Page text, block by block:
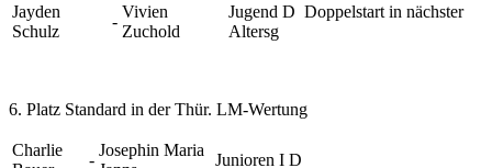
Jayden
Schulz
-
Vivien
Zuchold
Jugend D Doppelstart in nächster
Altersg
6. Platz Standard in der Thür. LM-Wertung
Charlie
-
Josephin Maria
Junioren I D